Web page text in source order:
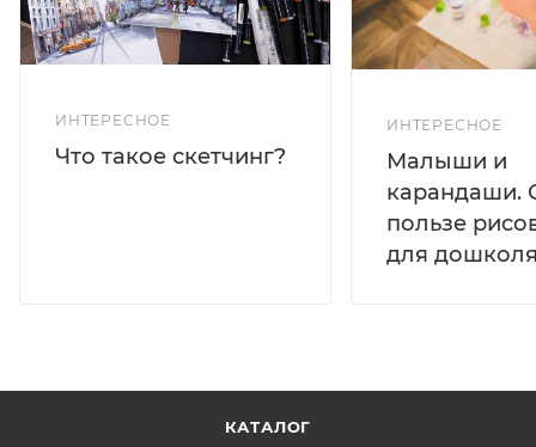
ИНТЕРЕСНОЕ
Что такое скетчинг?
ИНТЕРЕСНОЕ
Малыши и
карандаши.
пользе
для
КАТАЛОГ